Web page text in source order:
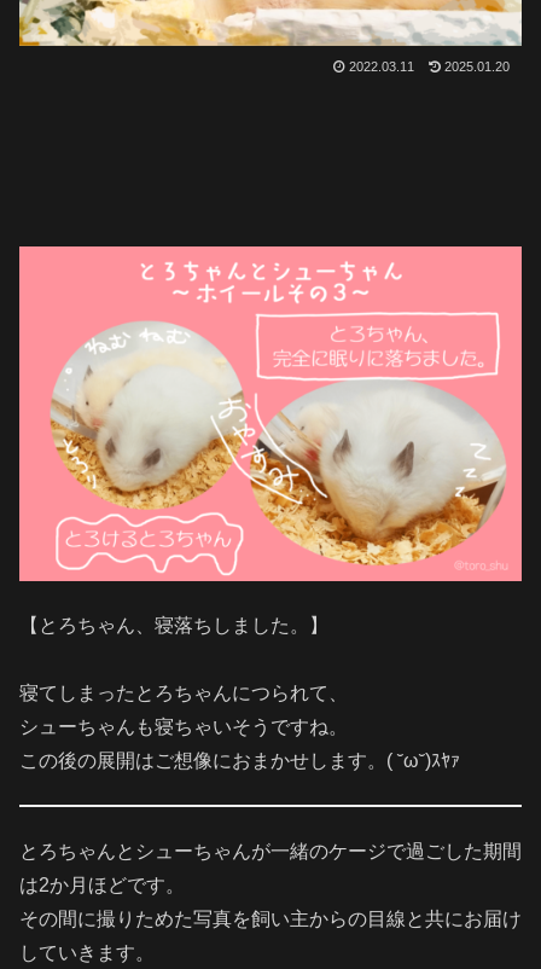
2022.03.11 2025.01.20
【とろちゃん、寝落ちしました。】
寝てしまったとろちゃんにつられて、
シューちゃんも寝ちゃいそうですね。
この後の展開はご想像におまかせします。( ˘ω˘)ｽﾔｧ
とろちゃんとシューちゃんが一緒のケージで過ごした期間
は2か月ほどです。
その間に撮りためた写真を飼い主からの目線と共にお届け
していきます。